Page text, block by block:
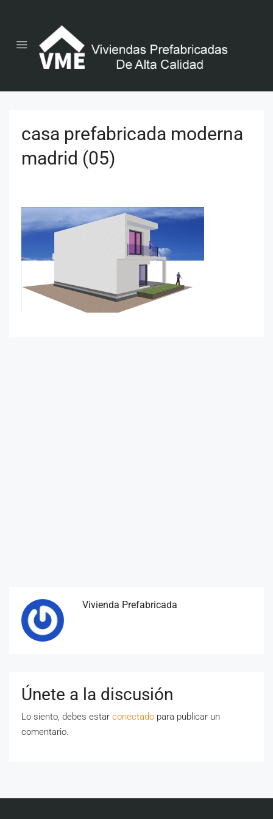
casa prefabricada moderna
madrid (05)
Vivienda Prefabricada
Únete a la discusión
Lo siento, debes estar conectado para publicar un
comentario.